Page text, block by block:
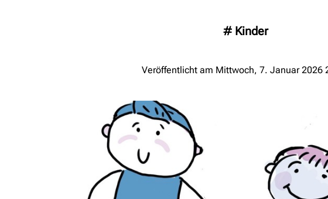
# Kinder
Veröffentlicht am Mittwoch, 7. Januar 2026